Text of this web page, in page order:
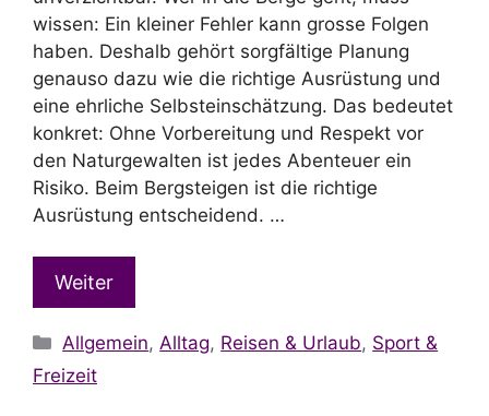
wissen: Ein kleiner Fehler kann grosse Folgen
haben. Deshalb gehört sorgfältige Planung
genauso dazu wie die richtige Ausrüstung und
eine ehrliche Selbsteinschätzung. Das bedeutet
konkret: Ohne Vorbereitung und Respekt vor
den Naturgewalten ist jedes Abenteuer ein
Risiko. Beim Bergsteigen ist die richtige
Ausrüstung entscheidend. …
Weiter
Kategorien
Allgemein,Alltag, Reisen & Urlaub, Sport &
Freizeit